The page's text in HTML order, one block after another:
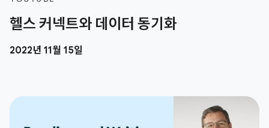
헬스 커넥트와 데이터 동기화
2022년 11월 15일